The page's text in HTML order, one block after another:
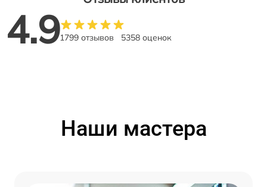
4.91799 отзывов 5358 оценок
Наши мастера